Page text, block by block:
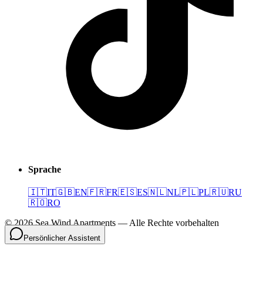
Sprache
🇮🇹IT🇬🇧EN🇫🇷FR🇪🇸ES🇳🇱NL🇵🇱PL🇷🇺RU
🇷🇴RO
©2026 Sea Wind Apartments — Alle Rechte vorbehalten
Persönlicher Assistent